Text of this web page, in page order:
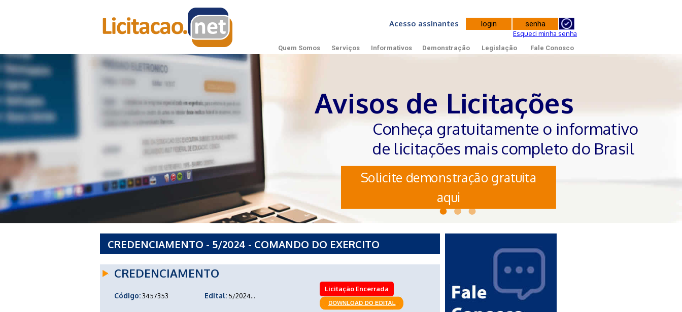
Acesso assinantes
Esqueci minha senha
Quem Somos Serviços Informativos Demonstração Legislação Fale Conosco
Avisos de Licitações
Conheça gratuitamente o informativo
de licitações mais completo do Brasil
Solicite demonstração gratuita
aqui
CREDENCIAMENTO - 5/2024 - COMANDO DO EXERCITO
CREDENCIAMENTO
Código:3457353 Edital: 5/2024...
Licitação Encerrada